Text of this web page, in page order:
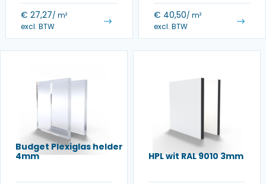
€ 27,27/ m²
excl. BTW
€ 40,50/ m²
excl. BTW
Budget Plexiglas helder
4mm
HPL wit RAL 9010 3mm